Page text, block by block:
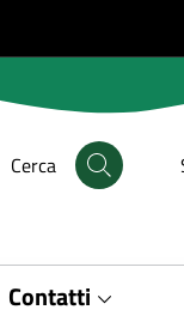
Cerca
Contatti